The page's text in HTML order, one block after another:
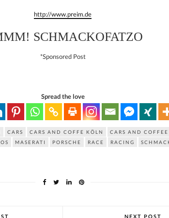
http://www.preim.de
SCHMACKOFATZO
*Sponsored Post
Spread the love
CARS CARS AND COFFE KÖLN CARS AND COFFEE
MASERATI PORSCHE RACE RACING
NEXT POST